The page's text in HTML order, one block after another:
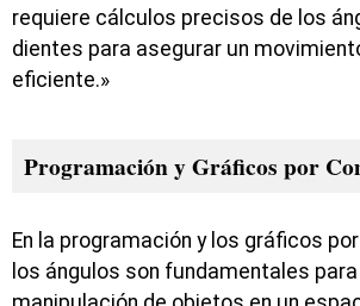
requiere cálculos precisos de los
dientes para asegurar un
eficiente.»
Programación y Gráficos por
En la programación y los gráficos
los ángulos son fundamentales